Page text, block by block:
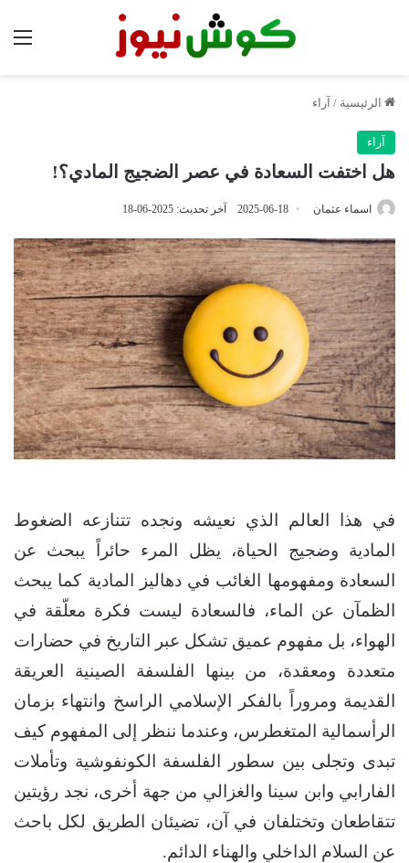
الرئيسية / آراء
آراء
هل اختفت السعادة في عصر الضجيج المادي؟!
اسماء عثمان 2025-06-18 آخر تحديث: 2025-06-18
في هذا العالم الذي نعيشه ونجده تتنازعه الضغوط
المادية وضجيج الحياة، يظل المرء حائراً يبحث عن
السعادة ومفهومها الغائب في دهاليز المادية كما يبحث
الظمآن عن الماء، فالسعادة ليست فكرة معلّقة في
الهواء، بل مفهوم عميق تشكل عبر التاريخ في حضارات
متعددة ومعقدة، من بينها الفلسفة الصينية العريقة
القديمة ومروراً بالفكر الإسلامي الراسخ وانتهاء بزمان
الرأسمالية المتغطرس، وعندما ننظر إلى المفهوم كيف
تبدى وتجلى بين سطور الفلسفة الكونفوشية وتأملات
الفارابي وابن سينا والغزالي من جهة أخرى، نجد رؤيتين
تتقاطعان وتختلفان في آن، تضيئان الطريق لكل باحث
عن السلام الداخلي والهناء الدائم.